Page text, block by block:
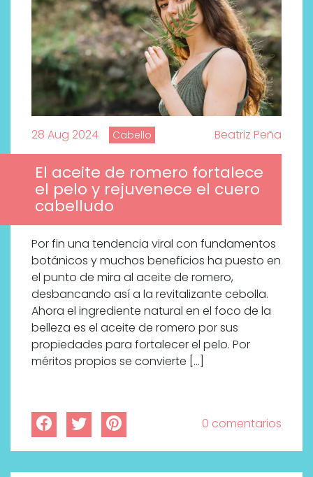
28 Aug 2024 Cabello Beatriz Peña
El aceite de romero fortalece
el pelo y rejuvenece el cuero
cabelludo
Por fin una tendencia viral con fundamentos
botánicos y muchos beneficios ha puesto en
el punto de mira al aceite de romero,
desbancando así a la revitalizante cebolla.
Ahora el ingrediente natural en el foco de la
belleza es el aceite de romero por sus
propiedades para fortalecer el pelo. Por
méritos propios se convierte […]
0 comentarios